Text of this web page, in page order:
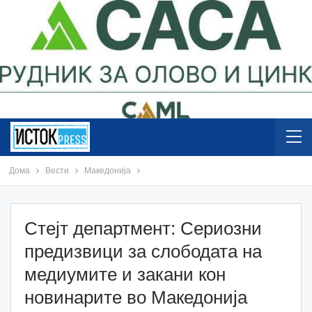
Дома Вести Македонија
Стејт департмент: Сериозни
предизвици за слободата на
медиумите и закани кон
новинарите во Македонија